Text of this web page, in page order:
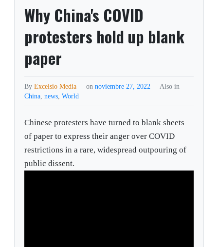
Why China's COVID
protesters hold up blank
paper
ByExcelsio Media on noviembre 27, 2022
Also in
China,news,World
Chinese protesters have turned to blank sheets
of paper to express their anger over COVID
restrictions in a rare, widespread outpouring of
public dissent.